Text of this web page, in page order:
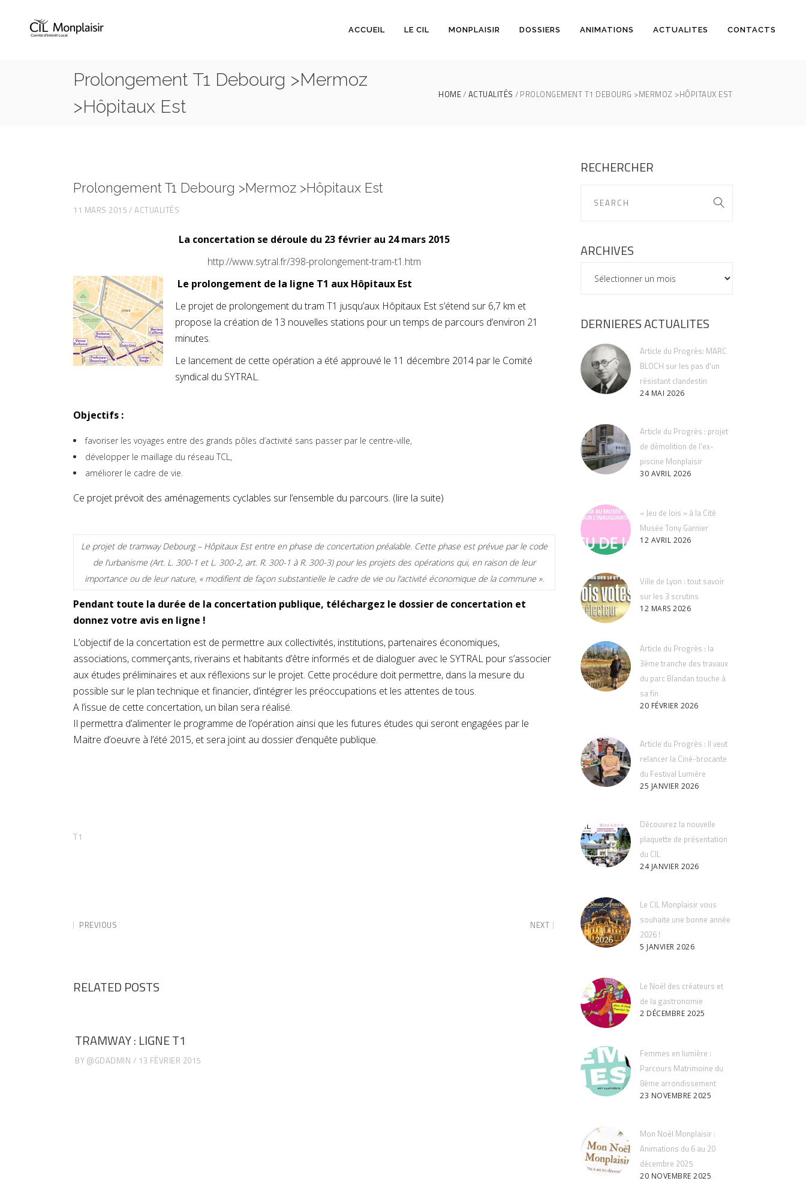
ACCUEIL LE CIL MONPLAISIR DOSSIERS ANIMATIONS ACTUALITES CONTACTS
Prolongement T1 Debourg >Mermoz
>Hôpitaux Est
HOME ACTUALITÉS PROLONGEMENT T1 DEBOURG >MERMOZ >HÔPITAUX EST
Prolongement T1 Debourg >Mermoz >Hôpitaux Est
11 MARS 2015 ACTUALITÉS
La concertation se déroule du 23 février au 24 mars 2015
http://www.sytral.fr/398-prolongement-tram-t1.htm
Le prolongement de la ligne T1 aux Hôpitaux Est
Le projet de prolongement du tram T1 jusqu’aux Hôpitaux Est s’étend sur 6,7 km et
propose la création de 13 nouvelles stations pour un temps de parcours d’environ 21
minutes.
Le lancement de cette opération a été approuvé le 11 décembre 2014 par le Comité
syndical du SYTRAL.
Objectifs :
favoriser les voyages entre des grands pôles d’activité sans passer par le centre-ville,
développer le maillage du réseau TCL,
améliorer le cadre de vie.
Ce projet prévoit des aménagements cyclables sur l’ensemble du parcours. (lire la suite)
Le projet de tramway Debourg – Hôpitaux Est entre en phase de concertation préalable. Cette phase est prévue par le code
de l’urbanisme (Art. L. 300-1 et L. 300-2, art. R. 300-1 à R. 300-3) pour les projets des opérations qui, en raison de leur
importance ou de leur nature, « modifient de façon substantielle le cadre de vie ou l’activité économique de la commune ».
Pendant toute la durée de la concertation publique, téléchargez le dossier de concertation et
donnez votre avis en ligne !
L’objectif de la concertation est de permettre aux collectivités, institutions, partenaires économiques,
associations, commerçants, riverains et habitants d’être informés et de dialoguer avec le SYTRAL pour s’associer
aux études préliminaires et aux réflexions sur le projet. Cette procédure doit permettre, dans la mesure du
possible sur le plan technique et financier, d’intégrer les préoccupations et les attentes de tous.
A l’issue de cette concertation, un bilan sera réalisé.
Il permettra d’alimenter le programme de l’opération ainsi que les futures études qui seront engagées par le
Maitre d’oeuvre à l’été 2015, et sera joint au dossier d’enquête publique.
T1
PREVIOUS NEXT
RELATED POSTS
TRAMWAY : LIGNE T1
BY @GDADMIN 13 FÉVRIER 2015
RECHERCHER
ARCHIVES
ARCHIVES
DERNIERES ACTUALITES
Article du Progrès: MARC
BLOCH sur les pas d’un
résistant clandestin
24 MAI 2026
Article du Progrès : projet
de démolition de l’ex-
piscine Monplaisir
30 AVRIL 2026
« Jeu de lois » à la Cité
Musée Tony Garnier
12 AVRIL 2026
Ville de Lyon : tout savoir
sur les 3 scrutins
12 MARS 2026
Article du Progrès : la
3ème tranche des travaux
du parc Blandan touche à
sa fin
20 FÉVRIER 2026
Article du Progrès : Il veut
relancer la Ciné-brocante
du Festival Lumière
25 JANVIER 2026
Découvrez la nouvelle
plaquette de présentation
du CIL
24 JANVIER 2026
Le CIL Monplaisir vous
souhaite une bonne année
2026 !
5 JANVIER 2026
Le Noël des créateurs et
de la gastronomie
2 DÉCEMBRE 2025
Femmes en lumière :
Parcours Matrimoine du
8ème arrondissement
23 NOVEMBRE 2025
Mon Noël Monplaisir :
Animations du 6 au 20
décembre 2025
20 NOVEMBRE 2025